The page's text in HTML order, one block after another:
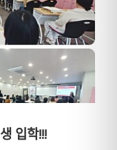
입학!!!